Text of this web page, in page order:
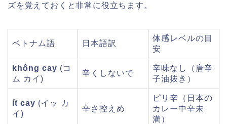
ズを覚えておくと非常に役立ちます。
ベトナム語 日本語訳
体感レベルの目
安
không cay (コ
ム カイ)
辛くしないで
辛味なし（唐辛
子油抜き）
ít cay (イッ カ
イ)
辛さ控えめ
ピリ辛（日本の
カレー中辛未
満）